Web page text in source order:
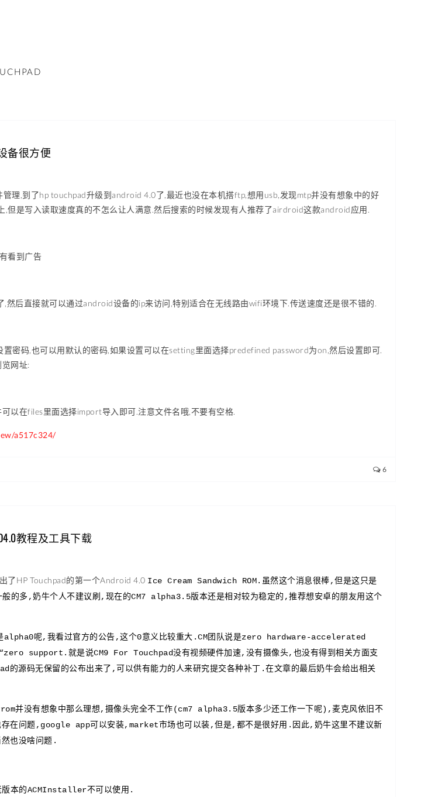
备很方便
理,到了hp touchpad升级到android 4.0了,最近也没在本机搭ftp,想用usb,发现mtp并没有想象中的好
但是写入读取速度真的不怎么让人满意.然后搜索的时候发现有人推荐了airdroid这款android应用.
看到广告
然后直接就可以通过android设备的ip来访问,特别适合在无线路由wifi环境下.传送速度还是很不错的.
密码,也可以用默认的密码,如果设置可以在setting里面选择predefined password为on,然后设置即可.
网址:
以在files里面选择import导入即可.注意文件名哦,不要有空格.
a517c324/
6
教程及工具下载
了HP Touchpad的第一个Android 4.0 Ice Cream Sandwich ROM.虽然这个消息很棒,但是这只是
的多,奶牛个人不建议刷,现在的CM7 alpha3.5版本还是相对较为稳定的,推荐想安卓的朋友用这个
呢,我看过官方的公告,这个0意义比较重大.CM团队说是zero hardware-accelerated
support.就是说CM9 For Touchpad没有视频硬件加速,没有摄像头,也没有得到相关方面支
的源码无保留的公布出来了,可以供有能力的人来研究提交各种补丁.在文章的最后奶牛会给出相关
并没有想象中那么理想,摄像头完全不工作(cm7 alpha3.5版本多少还工作一下呢),麦克风依旧不
存在问题,google app可以安装,market市场也可以装,但是,都不是很好用.因此,奶牛这里不建议新
也没啥问题.
本的ACMInstaller不可以使用.